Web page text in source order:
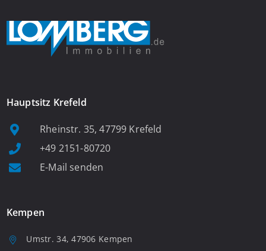
Hauptsitz Krefeld
Rheinstr. 35, 47799 Krefeld
+49 2151-80720
E-Mail senden
Kempen
Umstr. 34, 47906 Kempen